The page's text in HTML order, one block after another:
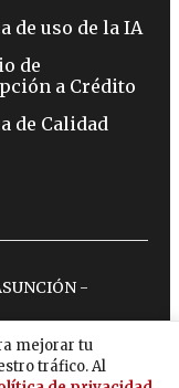
mejorar tu
tráfico. Al
de uso de la IA
de
a Crédito
de Calidad
-
spotify